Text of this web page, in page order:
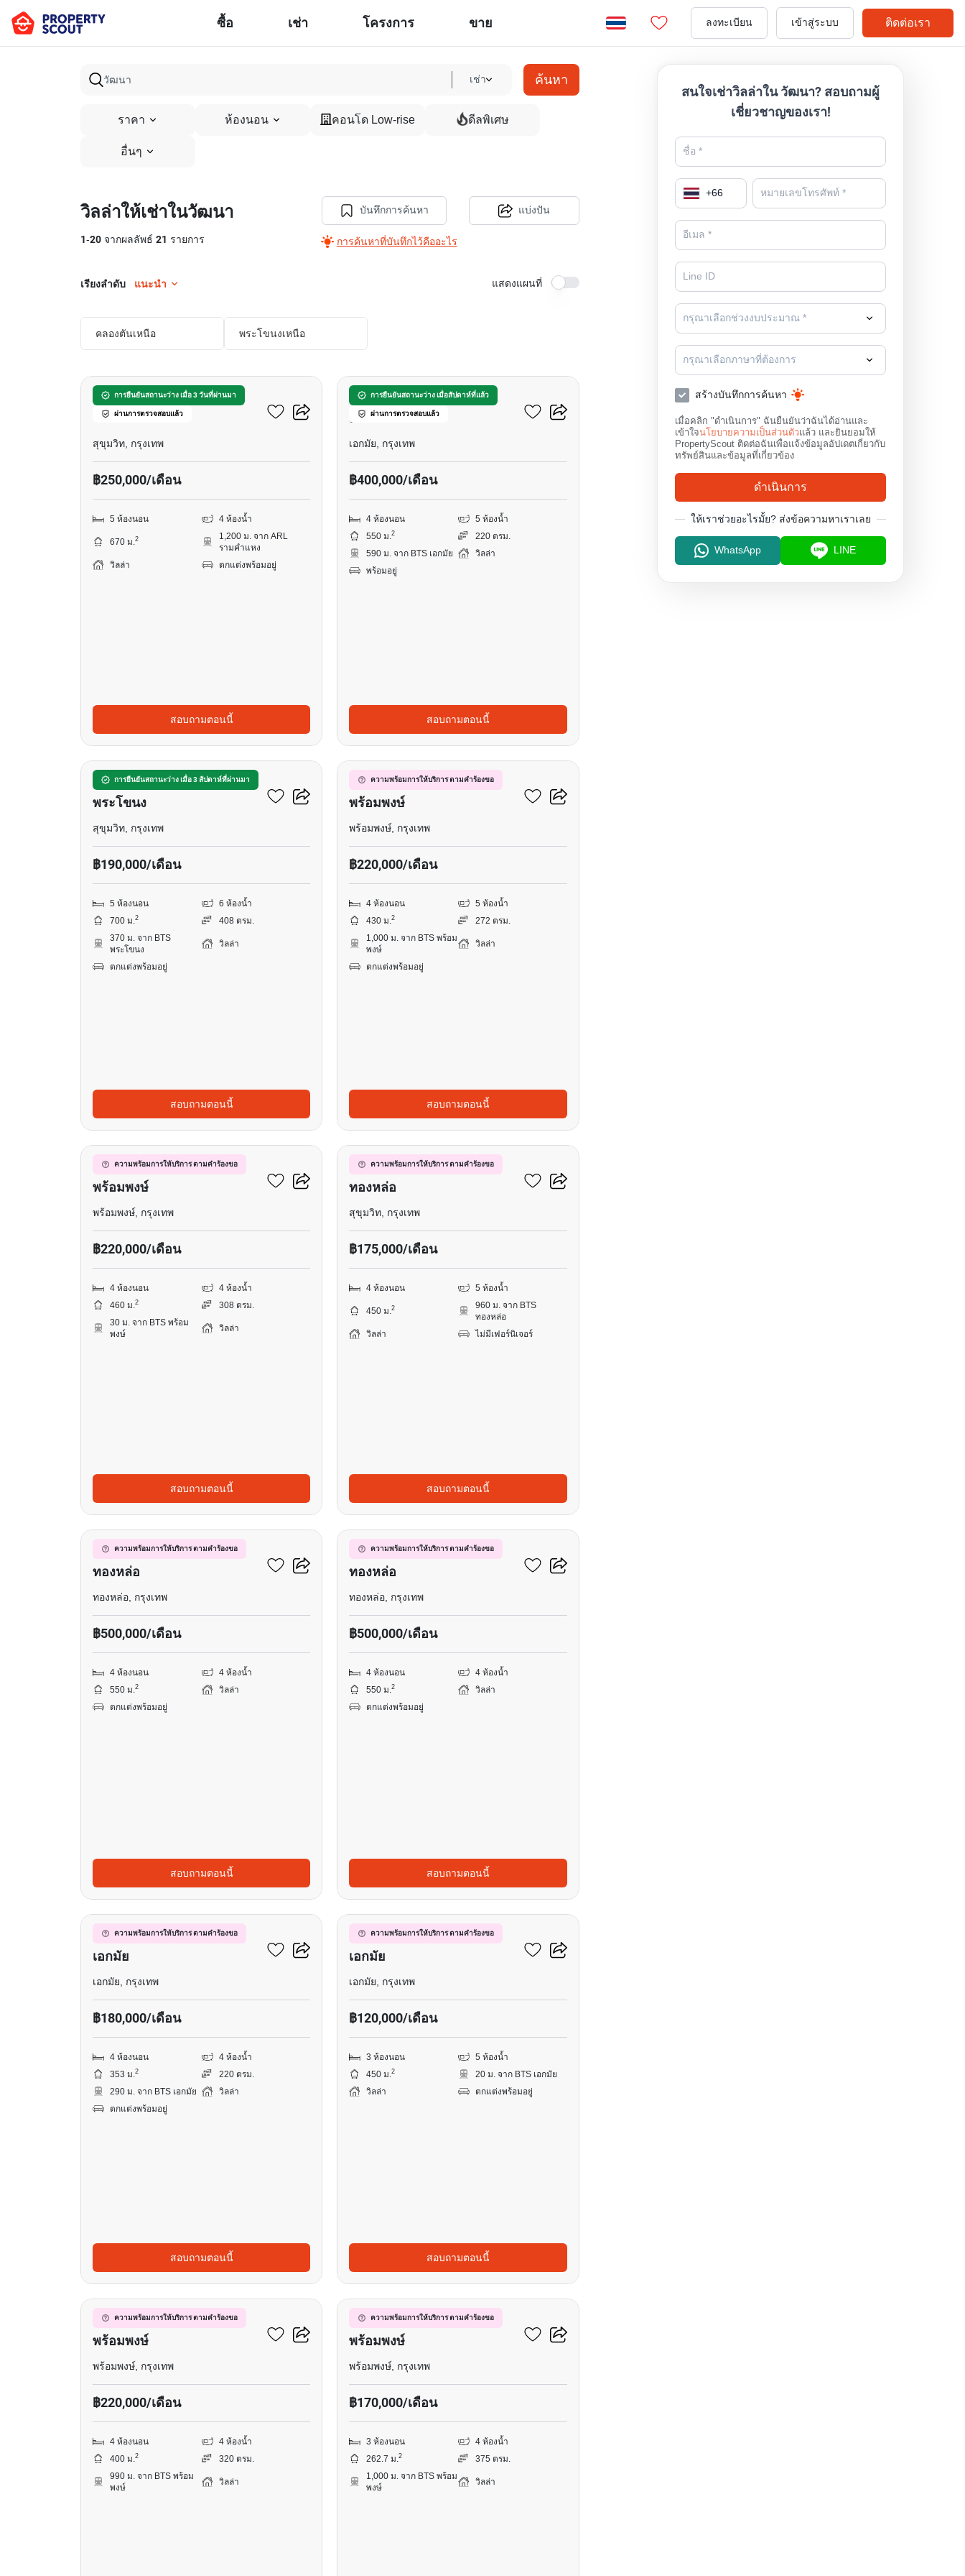
ซื้อ เช่า โครงการ ขาย ลงทะเบียน เข้าสู่ระบบ ติดต่อเรา
เช่า ค้นหา
ราคา ห้องนอน คอนโด Low-rise ดีลพิเศษ
อื่นๆ
วิลล่าให้เช่าในวัฒนา
1-20 จากผลลัพธ์ 21 รายการ
บันทึกการค้นหา
การค้นหาที่บันทึกไว้คืออะไร
แบ่งปัน
เรียงลำดับ แนะนำ แสดงแผนที่
คลองตันเหนือ พระโขนงเหนือ
การยืนยันสถานะว่าง เมื่อ 3 วันที่ผ่านมา
ผ่านการตรวจสอบแล้ว
15
วิลล่า 5-ห้องนอน ใกล้ ARL
รามคำแหง
สุขุมวิท, กรุงเทพ
฿250,000/เดือน
5 ห้องนอน 4 ห้องน้ำ
670 ม.2
1,200 ม. จาก ARL
รามคำแหง
วิลล่า
ตกแต่งพร้อมอยู่
สอบถามตอนนี้
การยืนยันสถานะว่าง เมื่อสัปดาห์ที่แล้ว
ผ่านการตรวจสอบแล้ว
วิลล่า 4-ห้องนอน ใกล้ BTS
เอกมัย
เอกมัย, กรุงเทพ
฿400,000/เดือน
4 ห้องนอน
5 ห้องน้ำ
550 ม.2
220 ตรม.
590 ม. จาก BTS เอกมัย
วิลล่า
พร้อมอยู่
สอบถามตอนนี้
การยืนยันสถานะว่าง เมื่อ 3 สัปดาห์ที่ผ่านมา
11
วิลล่า 5-ห้องนอน ใกล้ BTS
พระโขนง
สุขุมวิท, กรุงเทพ
฿190,000/เดือน
5 ห้องนอน
6 ห้องน้ำ
700 ม.2
408 ตรม.
370 ม. จาก BTS
พระโขนง
วิลล่า
ตกแต่งพร้อมอยู่
สอบถามตอนนี้
ความพร้อมการให้บริการ ตามคำร้องขอ
17
วิลล่า 4-ห้องนอน ใกล้ BTS
พร้อมพงษ์
พร้อมพงษ์, กรุงเทพ
฿220,000/เดือน
4 ห้องนอน
5 ห้องน้ำ
430 ม.2
272 ตรม.
1,000 ม. จาก BTS พร้อม
พงษ์
วิลล่า
ตกแต่งพร้อมอยู่
สอบถามตอนนี้
ความพร้อมการให้บริการ ตามคำร้องขอ
8
วิลล่า 4-ห้องนอน ใกล้ BTS
พร้อมพงษ์
พร้อมพงษ์, กรุงเทพ
฿220,000/เดือน
4 ห้องนอน
4 ห้องน้ำ
460 ม.2
308 ตรม.
30 ม. จาก BTS พร้อม
พงษ์
วิลล่า
สอบถามตอนนี้
ความพร้อมการให้บริการ ตามคำร้องขอ
15
วิลล่า 4-ห้องนอน ใกล้ BTS
ทองหล่อ
สุขุมวิท, กรุงเทพ
฿175,000/เดือน
4 ห้องนอน 5 ห้องน้ำ
450 ม.2
960 ม. จาก BTS
ทองหล่อ
วิลล่า
ไม่มีเฟอร์นิเจอร์
สอบถามตอนนี้
ความพร้อมการให้บริการ ตามคำร้องขอ
19
วิลล่า 4-ห้องนอน ใกล้
ทองหล่อ
ทองหล่อ, กรุงเทพ
฿500,000/เดือน
4 ห้องนอน
4 ห้องน้ำ
550 ม.2
วิลล่า
ตกแต่งพร้อมอยู่
สอบถามตอนนี้
ความพร้อมการให้บริการ ตามคำร้องขอ
20
วิลล่า 4-ห้องนอน ใกล้
ทองหล่อ
ทองหล่อ, กรุงเทพ
฿500,000/เดือน
4 ห้องนอน
4 ห้องน้ำ
550 ม.2
วิลล่า
ตกแต่งพร้อมอยู่
สอบถามตอนนี้
ความพร้อมการให้บริการ ตามคำร้องขอ
16
วิลล่า 4-ห้องนอน ใกล้ BTS
เอกมัย
เอกมัย, กรุงเทพ
฿180,000/เดือน
4 ห้องนอน
4 ห้องน้ำ
353 ม.2
220 ตรม.
290 ม. จาก BTS เอกมัย
วิลล่า
ตกแต่งพร้อมอยู่
สอบถามตอนนี้
ความพร้อมการให้บริการ ตามคำร้องขอ
8
วิลล่า 3-ห้องนอน ใกล้ BTS
เอกมัย
เอกมัย, กรุงเทพ
฿120,000/เดือน
3 ห้องนอน
5 ห้องน้ำ
450 ม.2
20 ม. จาก BTS เอกมัย
วิลล่า
ตกแต่งพร้อมอยู่
สอบถามตอนนี้
ความพร้อมการให้บริการ ตามคำร้องขอ
11
วิลล่า 4-ห้องนอน ใกล้ BTS
พร้อมพงษ์
พร้อมพงษ์, กรุงเทพ
฿220,000/เดือน
4 ห้องนอน
4 ห้องน้ำ
400 ม.2
320 ตรม.
990 ม. จาก BTS พร้อม
พงษ์
วิลล่า
ความพร้อมการให้บริการ ตามคำร้องขอ
17
วิลล่า 3-ห้องนอน ใกล้ BTS
พร้อมพงษ์
พร้อมพงษ์, กรุงเทพ
฿170,000/เดือน
3 ห้องนอน
4 ห้องน้ำ
262.7 ม.2
375 ตรม.
1,000 ม. จาก BTS พร้อม
พงษ์
วิลล่า
สนใจเช่าวิลล่าใน วัฒนา? สอบถามผู้
เชี่ยวชาญของเรา!
+66
กรุณาเลือกช่วงงบประมาณ *
กรุณาเลือกภาษาที่ต้องการ
สร้างบันทึกการค้นหา
เมื่อคลิก "ดำเนินการ" ฉันยืนยันว่าฉันได้อ่านและ
เข้าใจนโยบายความเป็นส่วนตัวแล้ว และยินยอมให้
PropertyScout ติดต่อฉันเพื่อแจ้งข้อมูลอัปเดตเกี่ยวกับ
ทรัพย์สินและข้อมูลที่เกี่ยวข้อง
ดำเนินการ
ให้เราช่วยอะไรมั้ย? ส่งข้อความหาเราเลย
WhatsApp LINE